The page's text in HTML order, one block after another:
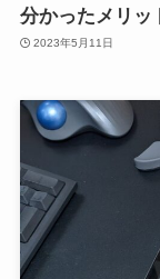
分かったメリッ
2023年5月11日